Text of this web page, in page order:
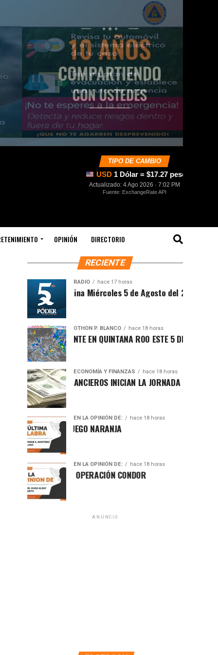
TIPO DE CAMBIO
USD 1 Dólar = $17.27 pesos
Actualizado: 4 Ago 2026 · 7:02 PM
Fuente: ExchangeRate API
OPINIÓN DIRECTORIO
RECIENTE
RADIO hace 17 horas
Síntesis Matutina Miércoles 5 de Agosto del 2026
OTHON P. BLANCO hace 18 horas
CLIMA SOFOCANTE EN QUINTANA ROO ESTE 5 DE AGOSTO
ECONOMÍA Y FINANZAS hace 18 horas
MERCADOS FINANCIEROS INICIAN LA JORNADA CON LIGERO
EN LA OPINIÓN DE: hace 18 horas
CAMBIO DE JUEGO NARANJA
EN LA OPINIÓN DE: hace 18 horas
A 50 AÑOS DE LA OPERACIÓN CONDOR
ANUNCIO